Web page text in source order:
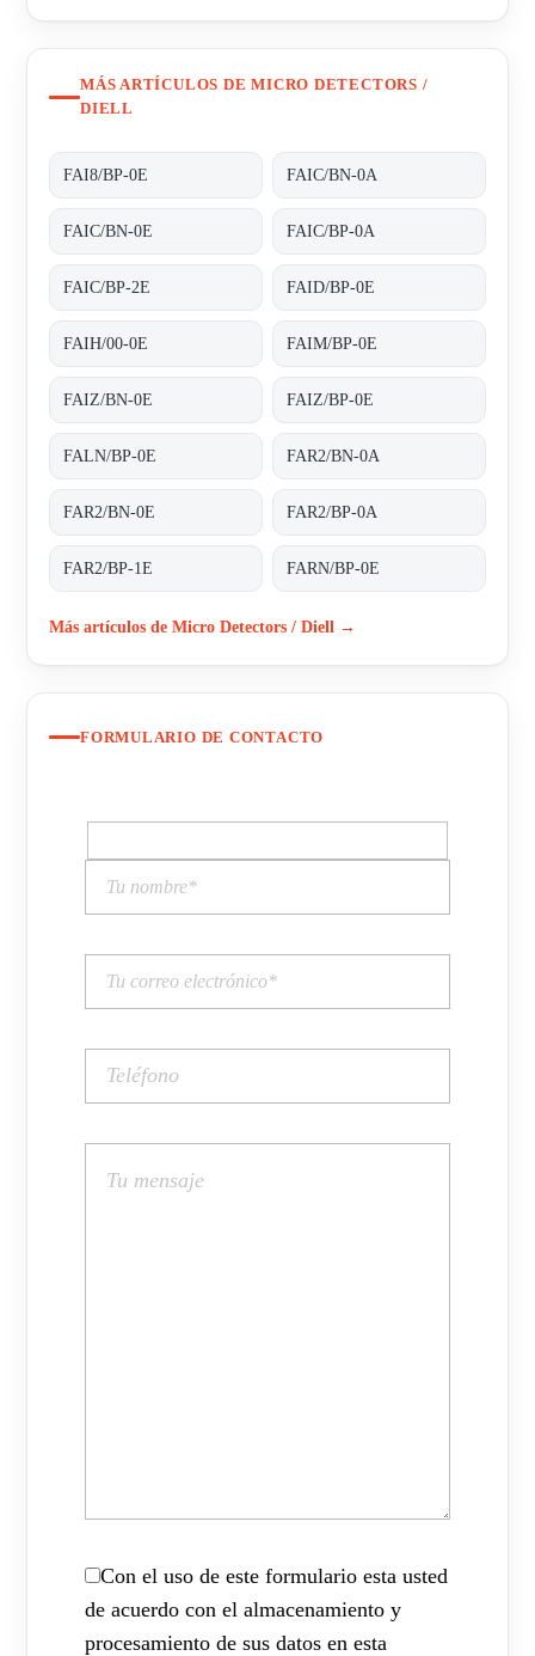
MÁS ARTÍCULOS DE MICRO DETECTORS /
DIELL
FAI8/BP-0E FAIC/BN-0A
FAIC/BN-0E FAIC/BP-0A
FAIC/BP-2E FAID/BP-0E
FAIH/00-0E FAIM/BP-0E
FAIZ/BN-0E FAIZ/BP-0E
FALN/BP-0E FAR2/BN-0A
FAR2/BN-0E FAR2/BP-0A
FAR2/BP-1E FARN/BP-0E
Más artículos de Micro Detectors / Diell →
FORMULARIO DE CONTACTO
Con el uso de este formulario esta usted
de acuerdo con el almacenamiento y
procesamiento de sus datos en esta